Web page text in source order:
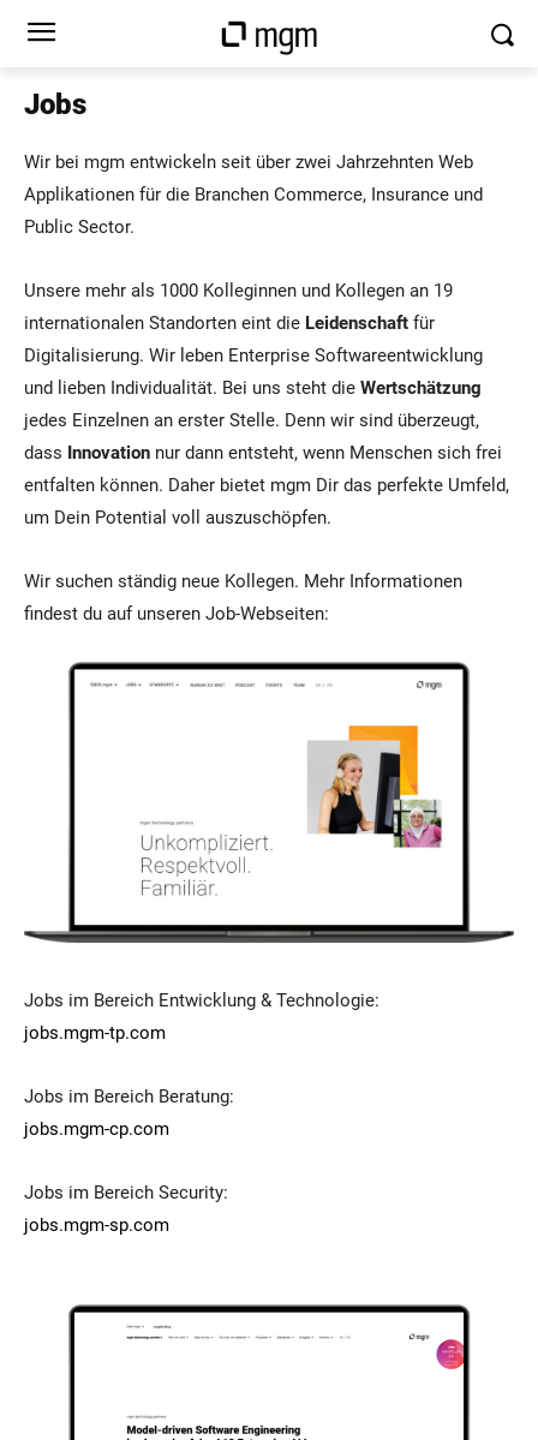
Jobs
Wir bei mgm entwickeln seit über zwei Jahrzehnten Web
Applikationen für die Branchen Commerce, Insurance und
Public Sector.
Unsere mehr als 1000 Kolleginnen und Kollegen an 19
internationalen Standorten eint die Leidenschaft für
Digitalisierung. Wir leben Enterprise Softwareentwicklung
und lieben Individualität. Bei uns steht die Wertschätzung
jedes Einzelnen an erster Stelle. Denn wir sind überzeugt,
dass Innovation nur dann entsteht, wenn Menschen sich frei
entfalten können. Daher bietet mgm Dir das perfekte Umfeld,
um Dein Potential voll auszuschöpfen.
Wir suchen ständig neue Kollegen. Mehr Informationen
findest du auf unseren Job-Webseiten:
Jobs im Bereich Entwicklung & Technologie:
jobs.mgm-tp.com
Jobs im Bereich Beratung:
jobs.mgm-cp.com
Jobs im Bereich Security:
jobs.mgm-sp.com